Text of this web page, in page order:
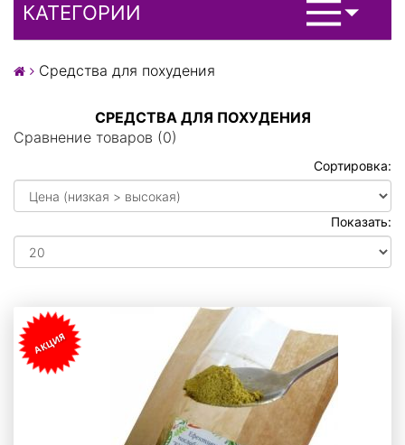
КАТЕГОРИИ
Средства для похудения
СРЕДСТВА ДЛЯ ПОХУДЕНИЯ
Сравнение товаров (0)
Сортировка:
Показать:
АКЦИЯ